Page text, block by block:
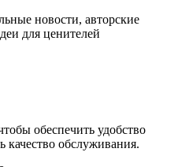
новости, авторские
для ценителей
обеспечить удобство
качество обслуживания.